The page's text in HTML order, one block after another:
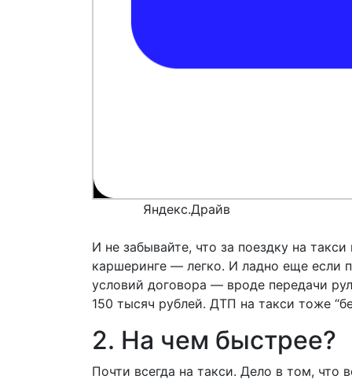
Яндекс.Драйв
И не забывайте, что за поездку на
каршеринге — легко. И ладно еще если
условий договора — вроде передачи
150 тысяч рублей. ДТП на такси тоже
2. На чем быстрее?
Почти всегда на такси. Дело в том, что